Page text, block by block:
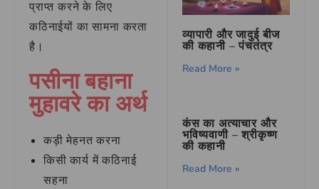
प्राप्त करने के लिए
कठिनाईयों का सामना करता
है।
पसीना बहाना
मुहावरे का अर्थ
कड़ी मेहनत करना
किसी कार्य में कठिनाई
सहना
व्यापारी और जादुई बीज
की कहानी – पंचतंत्र
Read More »
कंस का अत्याचार और
भविष्यवाणी – श्रीकृष्ण
की कहानी
Read More »